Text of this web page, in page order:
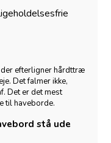
efterligner hårdttræ
Det falmer ikke,
Det er det mest
til haveborde.
stå ude